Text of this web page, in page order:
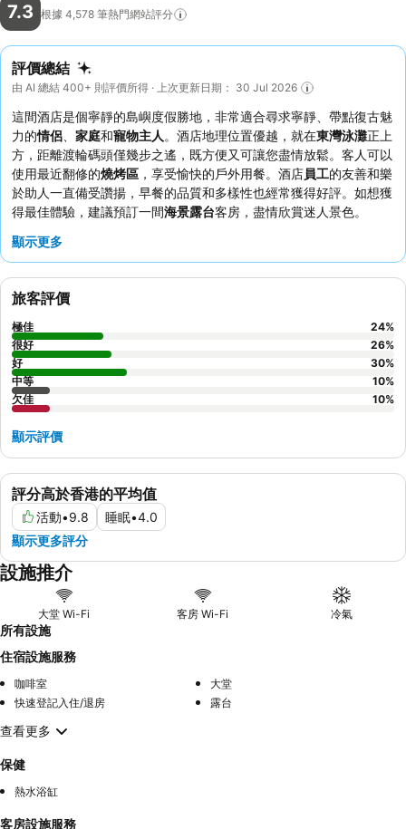
7.3 根據 4,578 筆熱門網站評分
評價總結
由 AI 總結 400+ 則評價所得 · 上次更新日期： 30 Jul 2026
這間酒店是個寧靜的島嶼度假勝地，非常適合尋求寧靜、帶點復古魅
力的情侶 家庭和寵物主人 。酒店地理位置優越，就在東灣泳灘正上
方，距離渡輪碼頭僅幾步之遙，既方便又可讓您盡情放鬆。客人可以
使用最近翻修的燒烤區 ，享受愉快的戶外用餐。酒店員工的友善和樂
於助人一直備受讚揚，早餐的品質和多樣性也經常獲得好評。如想獲
得最佳體驗，建議預訂一間海景露台客房，盡情欣賞迷人景色。
顯示更多
評分高於香港的平均值
活動•9.8 睡眠•4.0
顯示更多評分
旅客評價
極佳 24%
很好
26%
好
30%
中等
10%
欠佳
10%
顯示評價
設施推介
大堂 Wi-Fi 客房 Wi-Fi 冷氣
所有設施
住宿設施服務
咖啡室
大堂
快速登記入住/退房
露台
查看更多
保健
熱水浴缸
客房設施服務